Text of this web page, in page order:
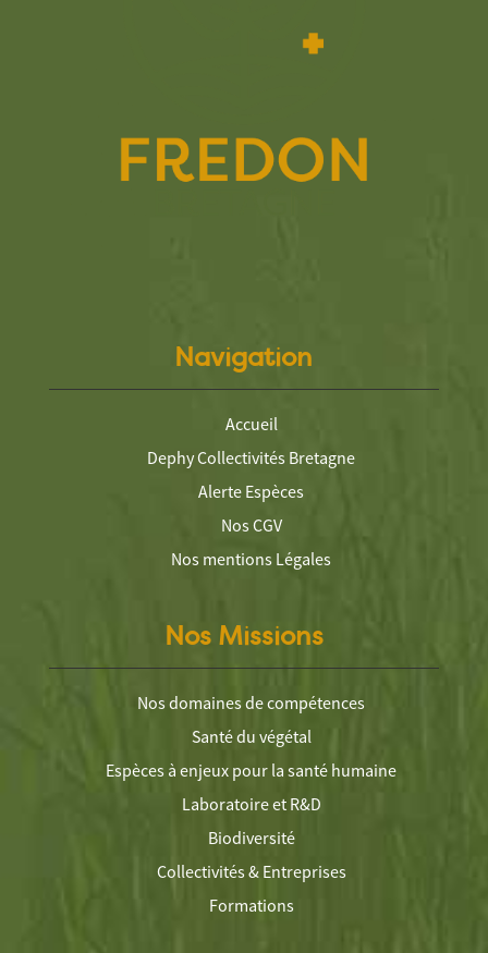
Navigation
Accueil
Dephy Collectivités Bretagne
Alerte Espèces
Nos CGV
Nos mentions Légales
Nos Missions
Nos domaines de compétences
Santé du végétal
Espèces à enjeux pour la santé humaine
Laboratoire et R&D
Biodiversité
Collectivités & Entreprises
Formations